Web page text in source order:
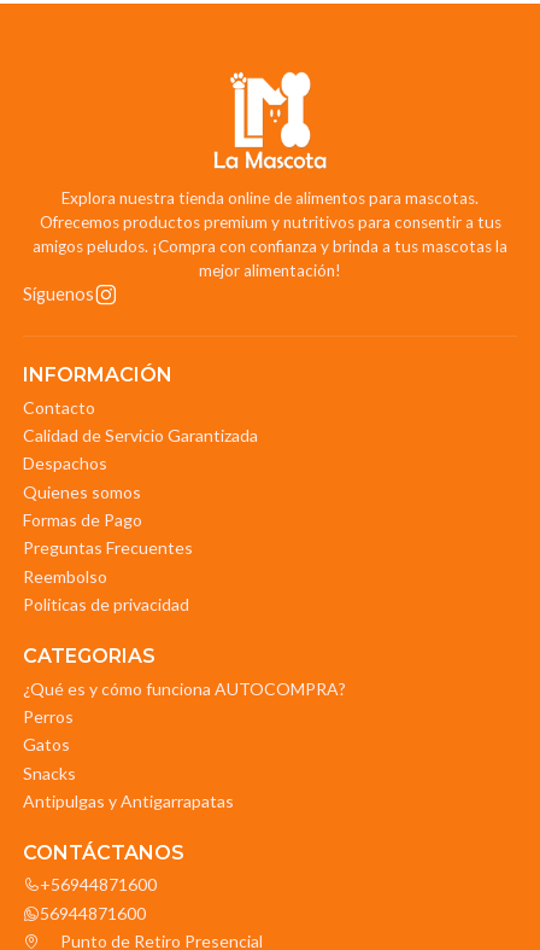
Explora nuestra tienda online de alimentos para mascotas.
Ofrecemos productos premium y nutritivos para consentir a tus
amigos peludos. ¡Compra con confianza y brinda a tus mascotas la
mejor alimentación!
Síguenos
INFORMACIÓN
Contacto
Calidad de Servicio Garantizada
Despachos
Quienes somos
Formas de Pago
Preguntas Frecuentes
Reembolso
Politicas de privacidad
CATEGORIAS
¿Qué es y cómo funciona AUTOCOMPRA?
Perros
Gatos
Snacks
Antipulgas y Antigarrapatas
CONTÁCTANOS
+56944871600
56944871600
Punto de Retiro Presencial